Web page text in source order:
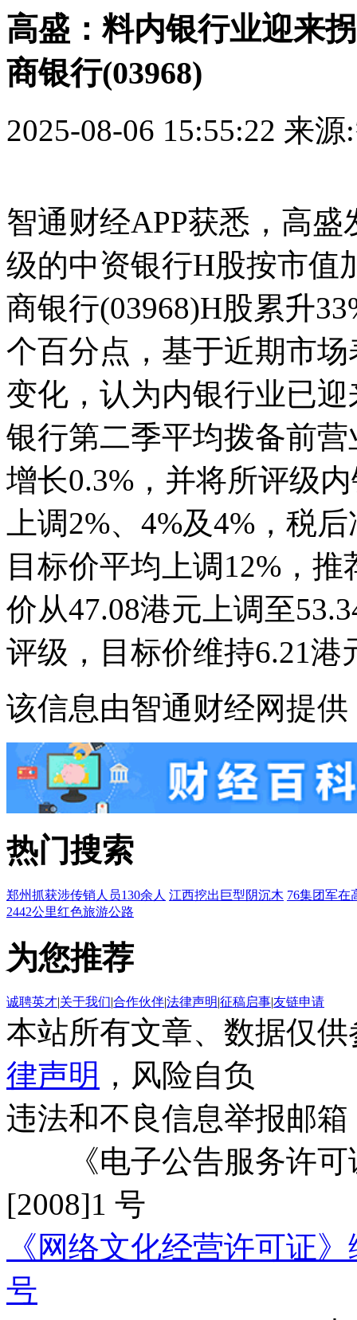
高盛：料内银行业迎来
商银行(03968)
2025-08-06 15:55:22 来源
智通财经APP获悉，高
级的中资银行H股按市值
商银行(03968)H股累升
个百分点，基于近期市
变化，认为内银行业
银行第二季平均拨备前
增长0.3%，并将所评级
上调2%、4%及4%，税
目标价平均上调12%，
价从47.08港元上调至
评级，目标价维持6.21港
该信息由智通财经网提供
热门搜索
郑州抓获涉传销人员130余人 江西挖出巨型阴沉木 76集团军在
2442公里红色旅游公路
为您推荐
诚聘英才|关于我们|合作伙伴|法律声明|征稿启事|友链申请
本站所有文章、数据仅
律声明 ，风险自负
违法和不良信息举报邮箱
《电子公告服务许可
[2008]1 号
《网络文化经营许可证
号